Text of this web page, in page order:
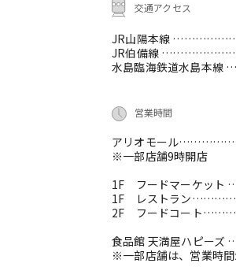
交通アクセス
JR山陽本線
JR伯備線
水島臨海鉄道水島本
営業時間
アリオモール
※一部店舗9時開店
1F フードマーケッ
1F レストラン
2F フードコート
食品館 天満屋ハピー
※一部店舗は、営業時間